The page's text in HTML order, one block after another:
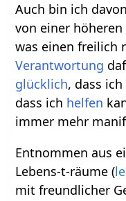
Auch bin ich
von einer
was einen freilich
Verantwortung
glücklich, dass
dass ich helfen
immer mehr
Entnommen aus
Lebens-t-räume (
mit freundlicher